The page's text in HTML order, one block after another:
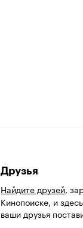
Друзья
Найдите друзей,
Кинопоиске, и
ваши друзья